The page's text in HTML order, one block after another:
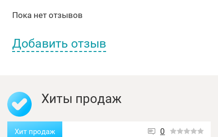
Пока нет отзывов
Добавить отзыв
Отзыв:
Хиты продаж
0
Хит продаж